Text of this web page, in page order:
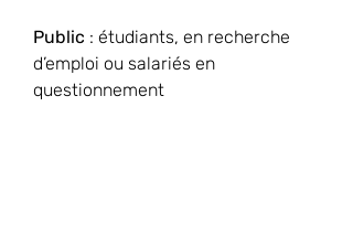
Public : étudiants, en recherche
d’emploi ou salariés en
questionnement